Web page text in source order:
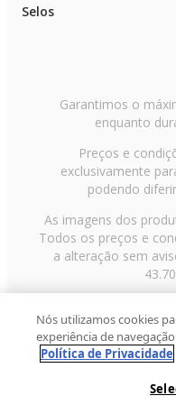
Selos
Garantimos o
enquanto
Preços e
exclusivamente
podendo
As imagens dos
Todos os preços e
a alteração sem
Paulo/SP, CEP
2013 Fast Shop -
Nós utilizamos cookies
experiência de
Política de Privacidade